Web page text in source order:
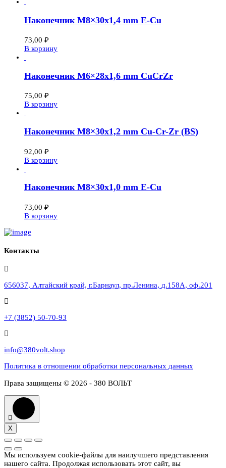
Наконечник М8×30х1,4 mm E-Cu
73,00 ₽
В корзину
Наконечник М6×28х1,6 mm CuCrZr
75,00 ₽
В корзину
Наконечник М8×30х1,2 mm Cu-Cr-Zr (BS)
92,00 ₽
В корзину
Наконечник М8×30х1,0 mm E-Cu
73,00 ₽
В корзину
Контакты
656037, Алтайский край, г.Барнаул, пр.Ленина, д.158А, оф.201
+7 (3852) 50-70-93
info@380volt.shop
Политика в отношении обработки персональных данных
Права защищены © 2026 - 380 ВОЛЬТ
X
Мы используем cookie-файлы для наилучшего представления
нашего сайта. Продолжая использовать этот сайт, вы